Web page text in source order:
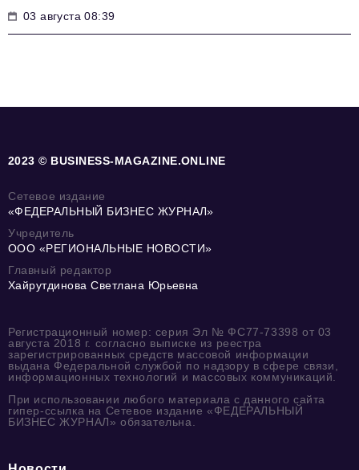
03 августа 08:39
2023 © BUSINESS-MAGAZINE.ONLINE
Сетевое издание
«ФЕДЕРАЛЬНЫЙ БИЗНЕС ЖУРНАЛ»
Учредитель
ООО «РЕГИОНАЛЬНЫЕ НОВОСТИ»
Главный редактор
Хайрутдинова Светлана Юрьевна
Регистрационный номер: серия Эл № ФС77-73398 от 03
августа 2018 г. согласно выписке из реестра
зарегистрированных средств массовой информации
выдана Федеральной службой по надзору в сфере связи,
информационных технологий и массовых коммуникаций.
При использовании любого материала с данного сайта
гипер-ссылка на Сетевое издание «ФЕДЕРАЛЬНЫЙ
БИЗНЕС ЖУРНАЛ» обязательна.